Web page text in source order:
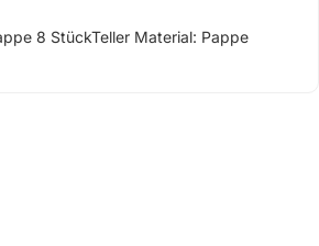
8 StückTeller Material: Pappe